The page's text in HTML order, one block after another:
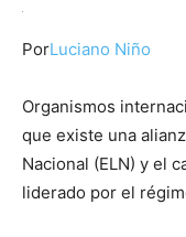
PorLuciano Niño
Organismos
que existe una
Nacional (ELN) y el
liderado por el